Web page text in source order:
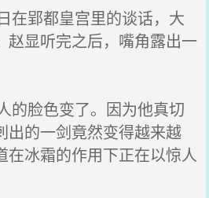
在郢都皇宫里的谈话，大
赵显听完之后，嘴角露出一
的脸色变了。因为他真切
出的一剑竟然变得越来越
在冰霜的作用下正在以惊人